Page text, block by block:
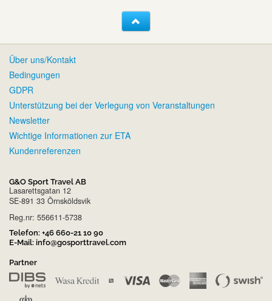
Über uns/Kontakt
Bedingungen
GDPR
Unterstützung bei der Verlegung von Veranstaltungen
Newsletter
Wichtige Informationen zur ETA
Kundenreferenzen
G&O Sport Travel AB
Lasarettsgatan 12
SE-891 33 Örnsköldsvik
Reg.nr: 556611-5738
Telefon: +46 660-21 10 90
E-Mail: info@gosporttravel.com
Partner